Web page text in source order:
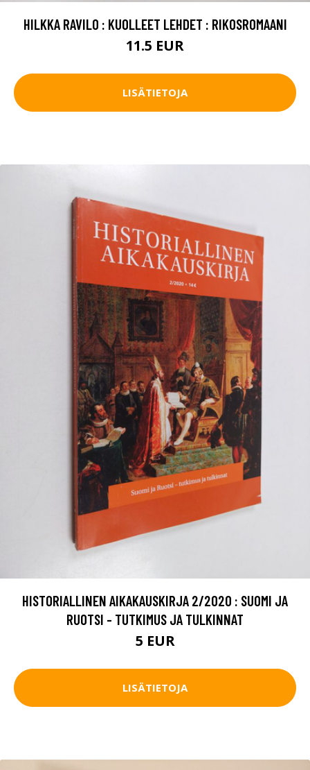
HILKKA RAVILO : KUOLLEET LEHDET : RIKOSROMAANI
11.5 EUR
LISÄTIETOJA
HISTORIALLINEN AIKAKAUSKIRJA 2/2020 : SUOMI JA
RUOTSI - TUTKIMUS JA TULKINNAT
5 EUR
LISÄTIETOJA